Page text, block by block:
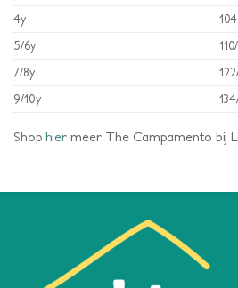
4y
104
5/6y
7/8y
9/10y
Shop hier meer The Campamento bij